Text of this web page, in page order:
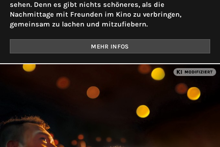
sehen. Denn es gibt nichts schöneres, als die
Nachmittage mit Freunden im Kino zu verbringen,
gemeinsam zu lachen und mitzufiebern.
MEHR INFOS